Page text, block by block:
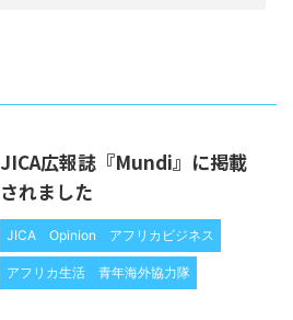
JICA広報誌『Mundi』に掲載
されました
JICA Opinion アフリカビジネス
アフリカ生活 青年海外協力隊